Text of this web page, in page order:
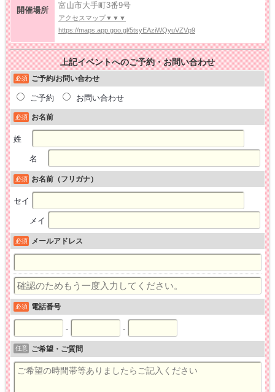
開催場所
富山市大手町3番9号
アクセスマップ▼▼▼
https://maps.app.goo.gl/5tsyEAziWQyuVZVp9
上記イベントへのご予約・お問い合わせ
必須 ご予約/お問い合わせ
ご予約 お問い合わせ
必須 お名前
姓
名
必須 お名前（フリガナ）
セイ
メイ
必須 メールアドレス
必須 電話番号
- -
任意 ご希望・ご質問